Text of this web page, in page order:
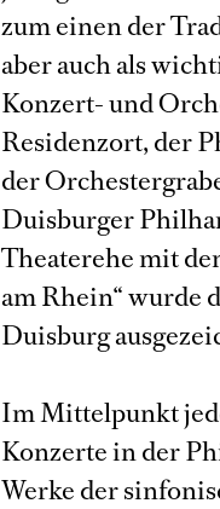
zum einen der
aber auch als
Konzert- und
Residenzort, der
der
Duisburger
Theaterehe mit
am Rhein“ wurde
Duisburg
Im Mittelpunkt
Konzerte in der
Werke der